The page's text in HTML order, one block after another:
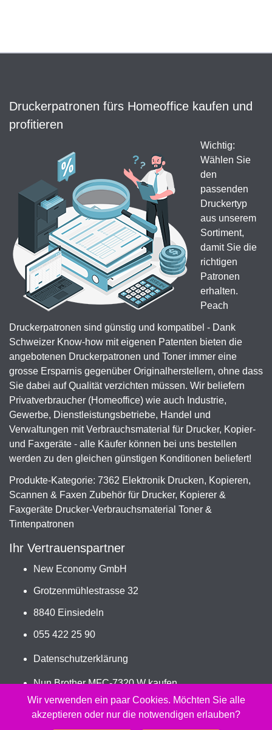
Druckerpatronen fürs Homeoffice kaufen und
profitieren
Wichtig:
Wählen Sie
den
passenden
Druckertyp
aus unserem
Sortiment,
damit Sie die
richtigen
Patronen
erhalten.
Peach
Druckerpatronen sind günstig und kompatibel - Dank
Schweizer Know-how mit eigenen Patenten bieten die
angebotenen Druckerpatronen und Toner immer eine
grosse Ersparnis gegenüber Originalherstellern, ohne dass
Sie dabei auf Qualität verzichten müssen. Wir beliefern
Privatverbraucher (Homeoffice) wie auch Industrie,
Gewerbe, Dienstleistungsbetriebe, Handel und
Verwaltungen mit Verbrauchsmaterial für Drucker, Kopier-
und Faxgeräte - alle Käufer können bei uns bestellen
werden zu den gleichen günstigen Konditionen beliefert!
Produkte-Kategorie: 7362 Elektronik Drucken, Kopieren,
Scannen & Faxen Zubehör für Drucker, Kopierer &
Faxgeräte Drucker-Verbrauchsmaterial Toner &
Tintenpatronen
Ihr Vertrauenspartner
New Economy GmbH
Grotzenmühlestrasse 32
8840 Einsiedeln
055 422 25 90
Datenschutzerklärung
Nun Brother MFC-7320 W kaufen
Jetzt TN-2110, TN-2120 bestellen
Wir verwenden ein paar Cookies. Möchten Sie alle
akzeptieren oder nur die notwendigen erlauben?